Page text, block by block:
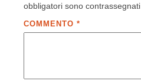
obbligatori sono contrassegnati
COMMENTO *